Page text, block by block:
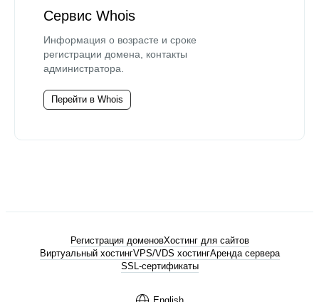
Сервис Whois
Информация о возрасте и сроке
регистрации домена, контакты
администратора.
Перейти в Whois
Регистрация доменовХостинг для сайтов
Виртуальный хостингVPS/VDS хостингАренда сервера
SSL-сертификаты